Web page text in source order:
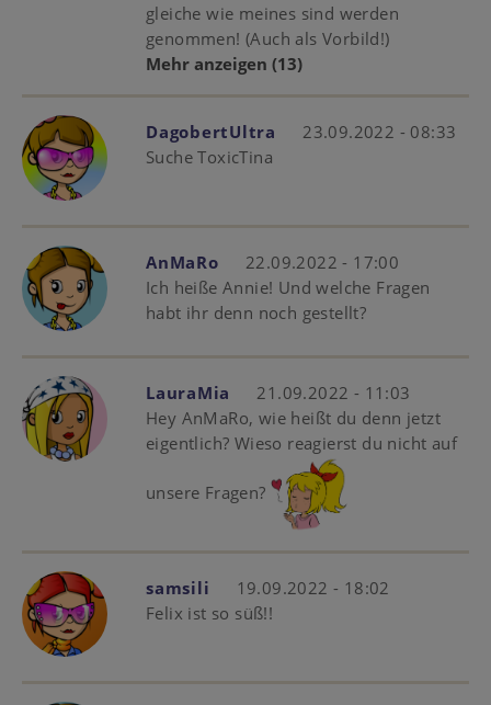
gleiche wie meines sind werden
genommen! (Auch als Vorbild!)
Mehr anzeigen (13)
DagobertUltra
23.09.2022 - 08:33
Suche ToxicTina
AnMaRo
22.09.2022 - 17:00
Ich heiße Annie! Und welche Fragen
habt ihr denn noch gestellt?
LauraMia
21.09.2022 - 11:03
Hey AnMaRo, wie heißt du denn jetzt
eigentlich? Wieso reagierst du nicht auf
unsere Fragen?
samsili
19.09.2022 - 18:02
Felix ist so süß!!